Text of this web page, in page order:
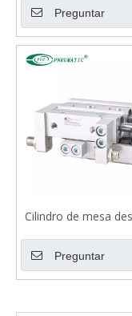
Preguntar
Cilindro de mesa
Preguntar